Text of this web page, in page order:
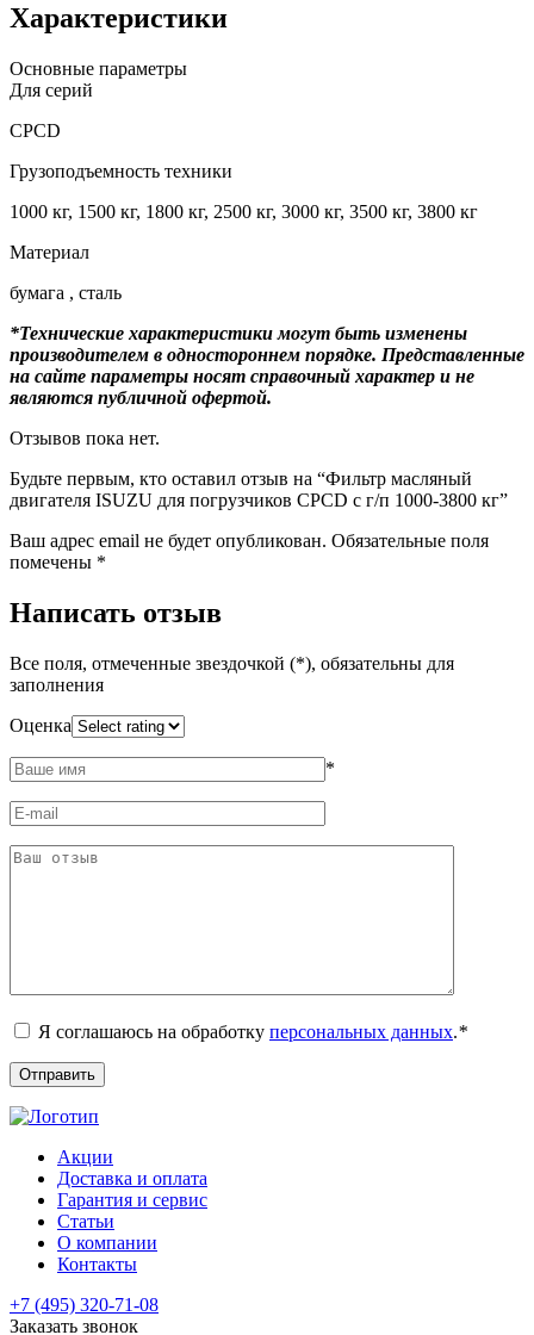
Характеристики
Основные параметры
Для серий
CPCD
Грузоподъемность техники
1000 кг, 1500 кг, 1800 кг, 2500 кг, 3000 кг, 3500 кг, 3800 кг
Материал
бумага , сталь
*Технические характеристики могут быть изменены
производителем в одностороннем порядке. Представленные
на сайте параметры носят справочный характер и не
являются публичной офертой.
Отзывов пока нет.
Будьте первым, кто оставил отзыв на “Фильтр масляный
двигателя ISUZU для погрузчиков CPCD с г/п 1000-3800 кг”
Ваш адрес email не будет опубликован. Обязательные поля
помечены *
Написать отзыв
Все поля, отмеченные звездочкой (*), обязательны для
заполнения
Оценка
*
Я соглашаюсь на обработку персональных данных.*
Акции
Доставка и оплата
Гарантия и сервис
Статьи
О компании
Контакты
+7 (495) 320-71-08
Заказать звонок